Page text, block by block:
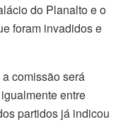
do Planalto e o
foram invadidos e
comissão será
entre
partidos já indicou